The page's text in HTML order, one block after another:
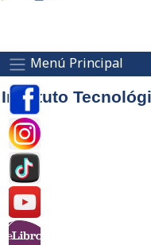
Menú Principal
Instituto